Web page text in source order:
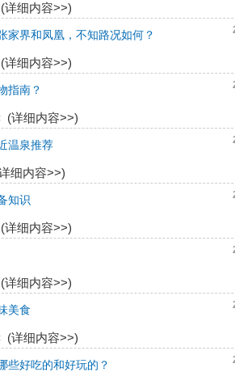
详细内容>>)
家界和凤凰，不知路况如何？
详细内容>>)
指南？
(详细内容>>)
温泉推荐
细内容>>)
知识
详细内容>>)
详细内容>>)
美食
(详细内容>>)
些好吃的和好玩的？